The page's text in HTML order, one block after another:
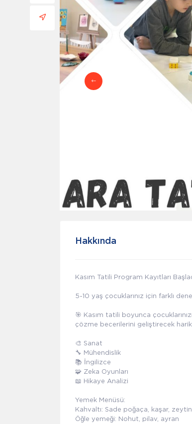
Hakkında
Kasım Tatili Program Kayıtları
5-10 yaş çocuklarınız için farklı
🎯 Kasım tatili boyunca
çözme becerilerini geliştirecek
🎨 Sanat
🔧 Mühendislik
📚 İngilizce
🧩 Zeka Oyunları
📖 Hikaye Analizi
Yemek Menüsü:
Kahvaltı: Sade poğaça, kaşar,
Öğle yemeği: Nohut, pilav, ayran